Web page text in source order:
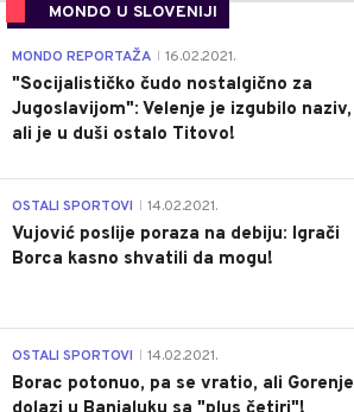
MONDO U SLOVENIJI
MONDO REPORTAŽA 16.02.2021.
"Socijalističko čudo nostalgično za
Jugoslavijom": Velenje je izgubilo naziv,
ali je u duši ostalo Titovo!
OSTALI SPORTOVI 14.02.2021.
Vujović poslije poraza na debiju: Igrači
Borca kasno shvatili da mogu!
OSTALI SPORTOVI 14.02.2021.
Borac potonuo, pa se vratio, ali Gorenje